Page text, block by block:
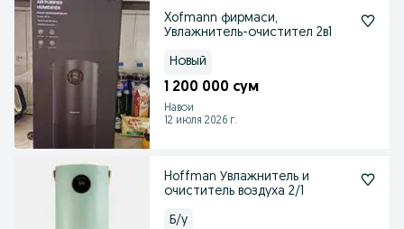
Xofmann фирмаси,
Увлажнитель-очистител 2в1
Новый
1 200 000 сум
Навои
12 июля 2026 г.
Hoffman Увлажнитель и
очиститель воздуха 2/1
Б/у